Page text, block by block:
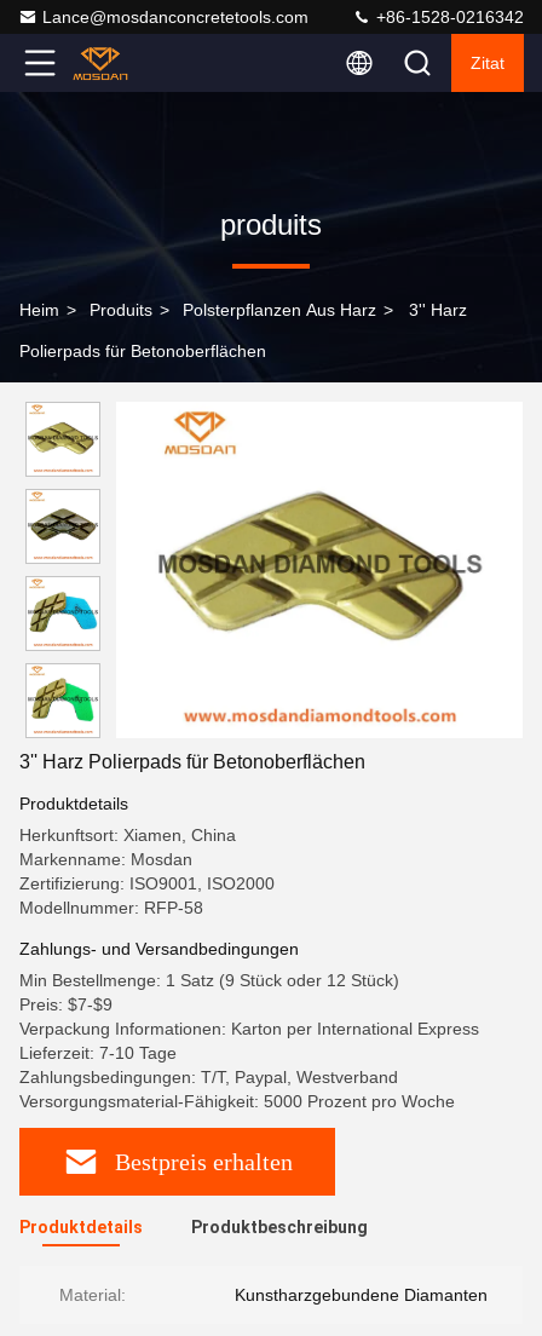
Lance@mosdanconcretetools.com +86-1528-0216342
Zitat
produits
Heim > Produits > Polsterpflanzen Aus Harz > 3'' Harz
Polierpads für Betonoberflächen
3'' Harz Polierpads für Betonoberflächen
Produktdetails
Herkunftsort: Xiamen, China
Markenname: Mosdan
Zertifizierung: ISO9001, ISO2000
Modellnummer: RFP-58
Zahlungs- und Versandbedingungen
Min Bestellmenge: 1 Satz (9 Stück oder 12 Stück)
Preis: $7-$9
Verpackung Informationen: Karton per International Express
Lieferzeit: 7-10 Tage
Zahlungsbedingungen: T/T, Paypal, Westverband
Versorgungsmaterial-Fähigkeit: 5000 Prozent pro Woche
Bestpreis erhalten
Produktdetails Produktbeschreibung
Material: Kunstharzgebundene Diamanten